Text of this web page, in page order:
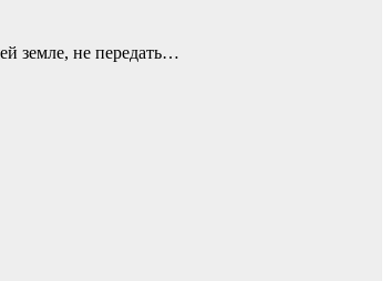
земле, не передать…